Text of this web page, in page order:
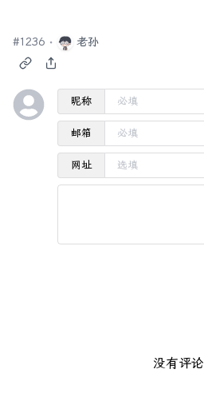
#1236 老孙
昵称
邮箱
网址
没有评论